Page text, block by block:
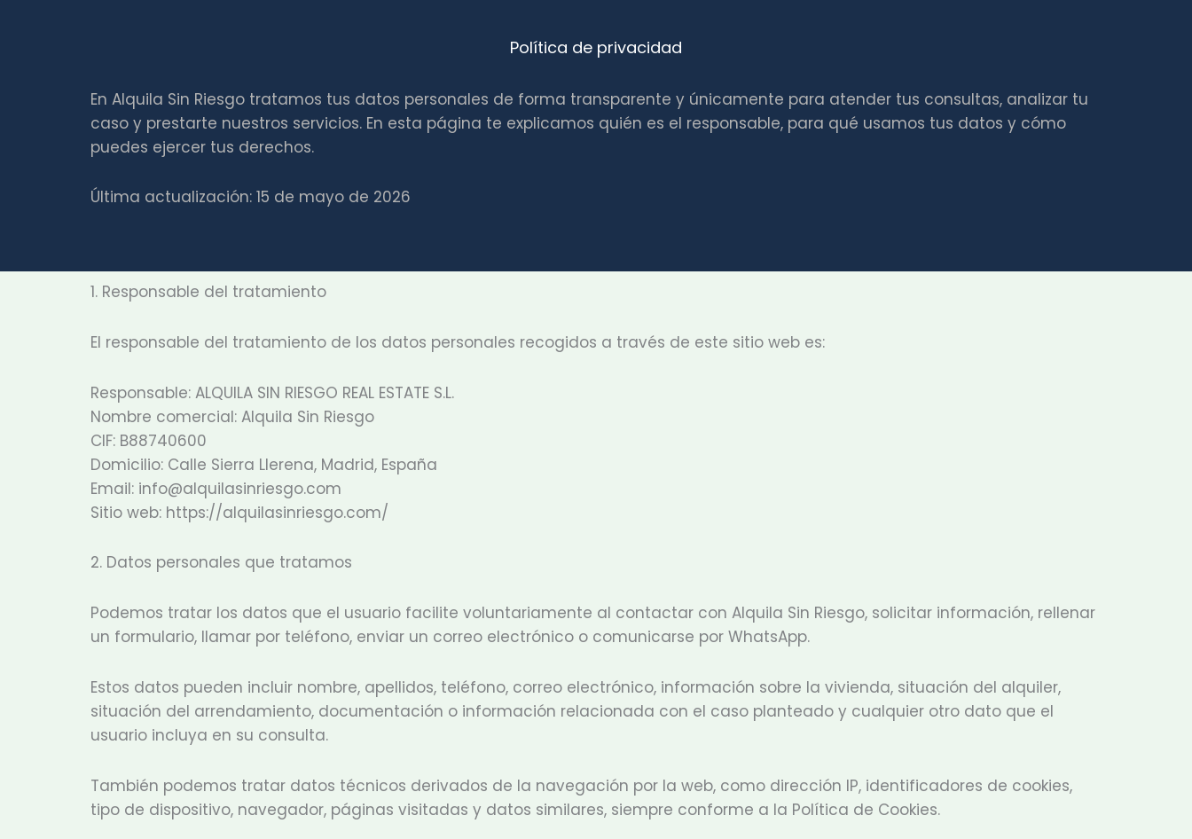
Política de privacidad
En Alquila Sin Riesgo tratamos tus datos personales de forma transparente y únicamente para atender tus consultas, analizar tu
caso y prestarte nuestros servicios. En esta página te explicamos quién es el responsable, para qué usamos tus datos y cómo
puedes ejercer tus derechos.
Última actualización: 15 de mayo de 2026
1. Responsable del tratamiento
El responsable del tratamiento de los datos personales recogidos a través de este sitio web es:
Responsable: ALQUILA SIN RIESGO REAL ESTATE S.L.
Nombre comercial: Alquila Sin Riesgo
CIF: B88740600
Domicilio: Calle Sierra Llerena, Madrid, España
Email: info@alquilasinriesgo.com
Sitio web: https://alquilasinriesgo.com/
2. Datos personales que tratamos
Podemos tratar los datos que el usuario facilite voluntariamente al contactar con Alquila Sin Riesgo, solicitar información, rellenar
un formulario, llamar por teléfono, enviar un correo electrónico o comunicarse por WhatsApp.
Estos datos pueden incluir nombre, apellidos, teléfono, correo electrónico, información sobre la vivienda, situación del alquiler,
situación del arrendamiento, documentación o información relacionada con el caso planteado y cualquier otro dato que el
usuario incluya en su consulta.
También podemos tratar datos técnicos derivados de la navegación por la web, como dirección IP, identificadores de cookies,
tipo de dispositivo, navegador, páginas visitadas y datos similares, siempre conforme a la Política de Cookies.